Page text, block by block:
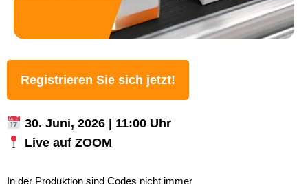
Registrieren Sie sich jetzt!
30. Juni, 2026 | 11:00 Uhr
Live auf ZOOM
In der Produktion sind Codes nicht immer